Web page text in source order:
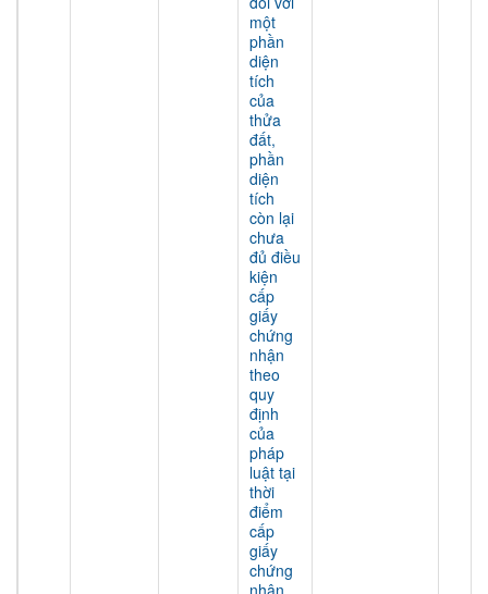
một
phần
diện
tích
của
thửa
đất,
phần
diện
tích
còn lại
chưa
đủ điều
kiện
cấp
giấy
chứng
nhận
theo
quy
định
của
pháp
luật tại
thời
điểm
cấp
giấy
chứng
nhận